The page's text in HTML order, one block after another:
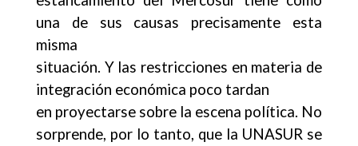
una de sus causas precisamente esta
misma
situación. Y las restricciones en materia de
integración económica poco tardan
en proyectarse sobre la escena política. No
sorprende, por lo tanto, que la UNASUR se